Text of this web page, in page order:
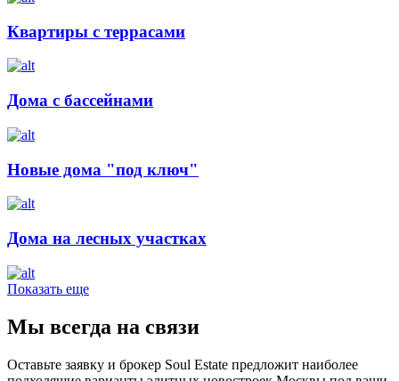
Квартиры с террасами
Дома с бассейнами
Новые дома "под ключ"
Дома на лесных участках
Показать еще
Мы всегда на связи
Оставьте заявку и брокер Soul Estate предложит наиболее